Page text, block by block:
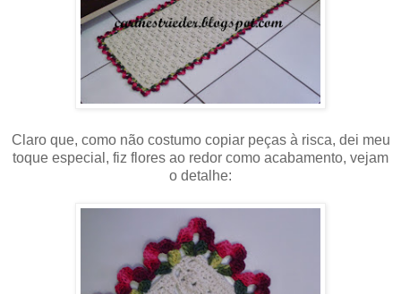
Claro que, como não costumo copiar peças à risca, dei meu
toque especial, fiz flores ao redor como acabamento, vejam
o detalhe: